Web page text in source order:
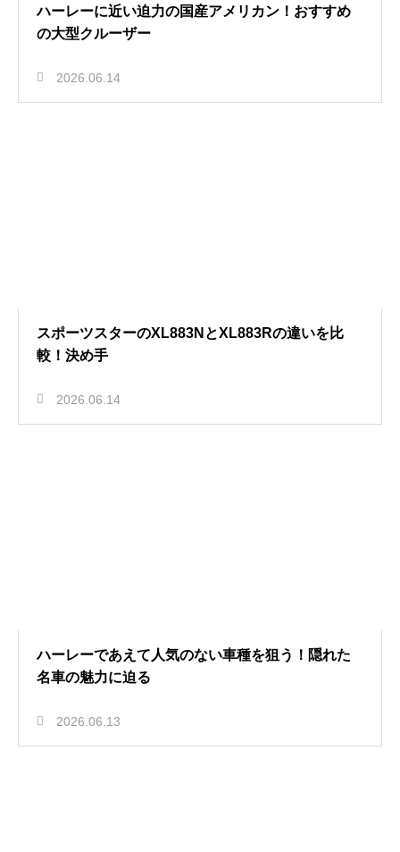
ハーレーに近い迫力の国産アメリカン！おすすめ
の大型クルーザー
2026.06.14
スポーツスターのXL883NとXL883Rの違いを比
較！決め手
2026.06.14
ハーレーであえて人気のない車種を狙う！隠れた
名車の魅力に迫る
2026.06.13